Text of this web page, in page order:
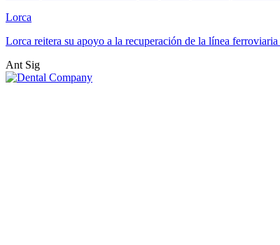
Lorca
Lorca reitera su apoyo a la recuperación de la línea
Ant Sig